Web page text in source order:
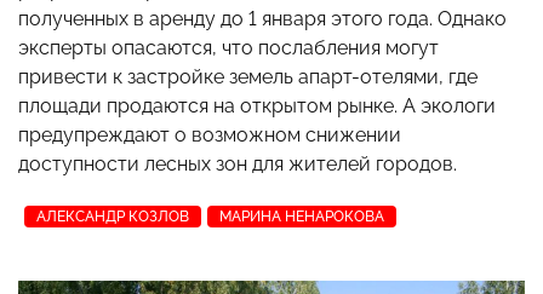
полученных в аренду до 1 января этого года. Однако
эксперты опасаются, что послабления могут
привести к застройке земель апарт-отелями, где
площади продаются на открытом рынке. А экологи
предупреждают о возможном снижении
доступности лесных зон для жителей городов.
АЛЕКСАНДР КОЗЛОВ МАРИНА НЕНАРОКОВА